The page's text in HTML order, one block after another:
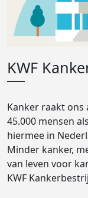
KWF
Kanker raakt ons
45.000 mensen
hiermee in
Minder kanker,
van leven voor
KWF